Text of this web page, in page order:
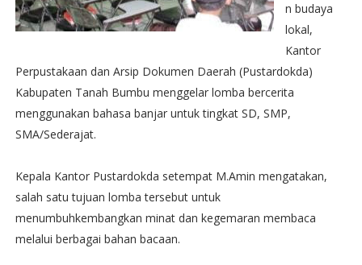
n budaya
lokal,
Kantor
Perpustakaan dan Arsip Dokumen Daerah (Pustardokda)
Kabupaten Tanah Bumbu menggelar lomba bercerita
menggunakan bahasa banjar untuk tingkat SD, SMP,
SMA/Sederajat.‬
Kepala Kantor Pustardokda setempat M.Amin mengatakan,
salah satu tujuan lomba tersebut untuk
menumbuhkembangkan minat dan kegemaran membaca
melalui berbagai bahan bacaan.‬